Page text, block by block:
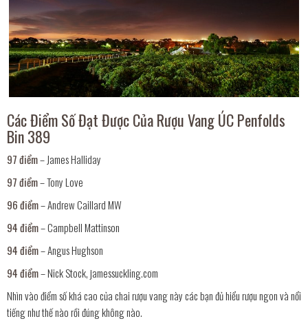
Các Điểm Số Đạt Được Của Rượu Vang ÚC Penfolds
Bin 389
97 điểm– James Halliday
97 điểm– Tony Love
96 điểm– Andrew Caillard MW
94 điểm– Campbell Mattinson
94 điểm– Angus Hughson
94 điểm– Nick Stock, jamessuckling.com
Nhìn vào điểm số khá cao của chai rượu vang này các bạn đủ hiểu rượu ngon và nổi
tiếng như thế nào rồi đúng không nào.